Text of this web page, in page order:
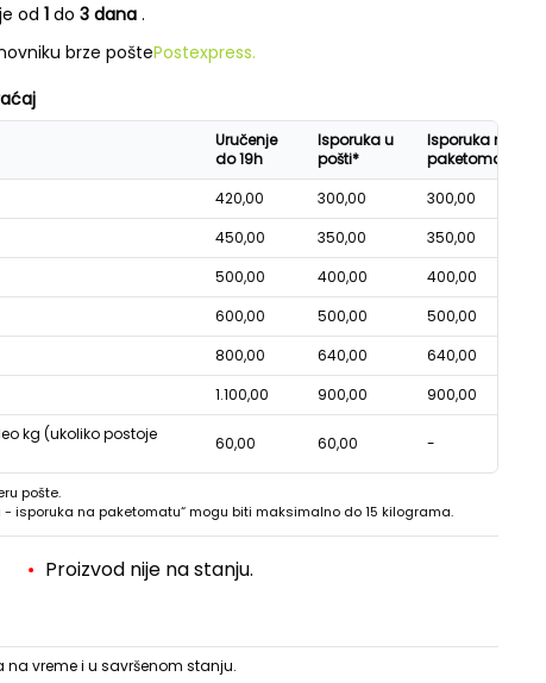
od 1 do 3 dana .
brze poštePostexpress.
Uručenje
do 19h
Isporuka u
pošti*
Isporuka na
paketomatu*
420,00 300,00
300,00
450,00 350,00
350,00
500,00 400,00
400,00
600,00 500,00
500,00
800,00 640,00
640,00
1.100,00 900,00
900,00
kg (ukoliko postoje
60,00 60,00 -
pošte.
- isporuka na paketomatu“ mogu biti maksimalno do 15 kilograma.
Proizvod nije na stanju.
vreme i u savršenom stanju.